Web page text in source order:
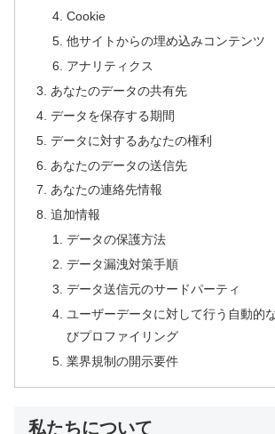
Cookie
他サイトからの埋め込みコンテンツ
アナリティクス
あなたのデータの共有先
データを保存する期間
データに対するあなたの権利
あなたのデータの送信先
あなたの連絡先情報
追加情報
データの保護方法
データ漏洩対策手順
データ送信元のサードパーティ
ユーザーデータに対して行う自動的
びプロファイリング
業界規制の開示要件
私たちについて